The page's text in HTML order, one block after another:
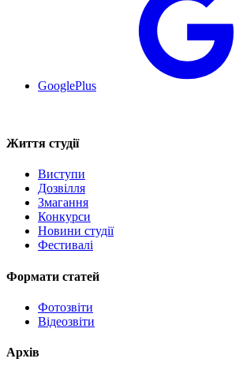
GooglePlus
Життя студії
Виступи
Дозвілля
Змагання
Конкурси
Новини студії
Фестивалі
Формати статей
Фотозвіти
Відеозвіти
Архів